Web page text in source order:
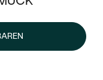
3 - 4 Wochen.